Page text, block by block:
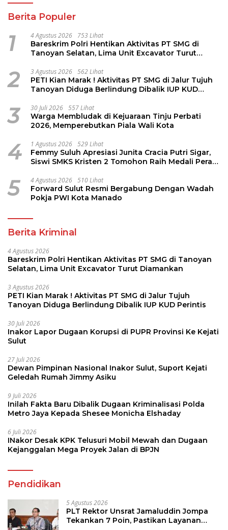
Berita Populer
1 4 Agustus 2026 753 Lihat
Bareskrim Polri Hentikan Aktivitas PT SMG di
Tanoyan Selatan, Lima Unit Excavator Turut
2 3 Agustus 2026 562 Lihat
PETI Kian Marak ! Aktivitas PT SMG di Jalur Tujuh
Tanoyan Diduga Berlindung Dibalik IUP KUD
3 30 Juli 2026 557 Lihat
Warga Membludak di Kejuaraan Tinju Perbati
2026, Memperebutkan Piala Wali Kota
4 1 Agustus 2026 529 Lihat
Femmy Suluh Apresiasi Junita Cracia Putri Sigar,
Siswi SMKS Kristen 2 Tomohon Raih Medali Perak
5 4 Agustus 2026 510 Lihat
Forward Sulut Resmi Bergabung Dengan Wadah
Pokja PWI Kota Manado
Berita Kriminal
4 Agustus 2026
Bareskrim Polri Hentikan Aktivitas PT SMG di Tanoyan
Selatan, Lima Unit Excavator Turut Diamankan
3 Agustus 2026
PETI Kian Marak ! Aktivitas PT SMG di Jalur Tujuh
Tanoyan Diduga Berlindung Dibalik IUP KUD Perintis
30 Juli 2026
Inakor Lapor Dugaan Korupsi di PUPR Provinsi Ke Kejati
Sulut
27 Juli 2026
Dewan Pimpinan Nasional Inakor Sulut, Suport Kejati
Geledah Rumah Jimmy Asiku
9 Juli 2026
Inilah Fakta Baru Dibalik Dugaan Kriminalisasi Polda
Metro Jaya Kepada Shesee Monicha Elshaday
6 Juli 2026
INakor Desak KPK Telusuri Mobil Mewah dan Dugaan
Kejanggalan Mega Proyek Jalan di BPJN
Pendidikan
5 Agustus 2026
PLT Rektor Unsrat Jamaluddin Jompa
Tekankan 7 Poin, Pastikan Layanan